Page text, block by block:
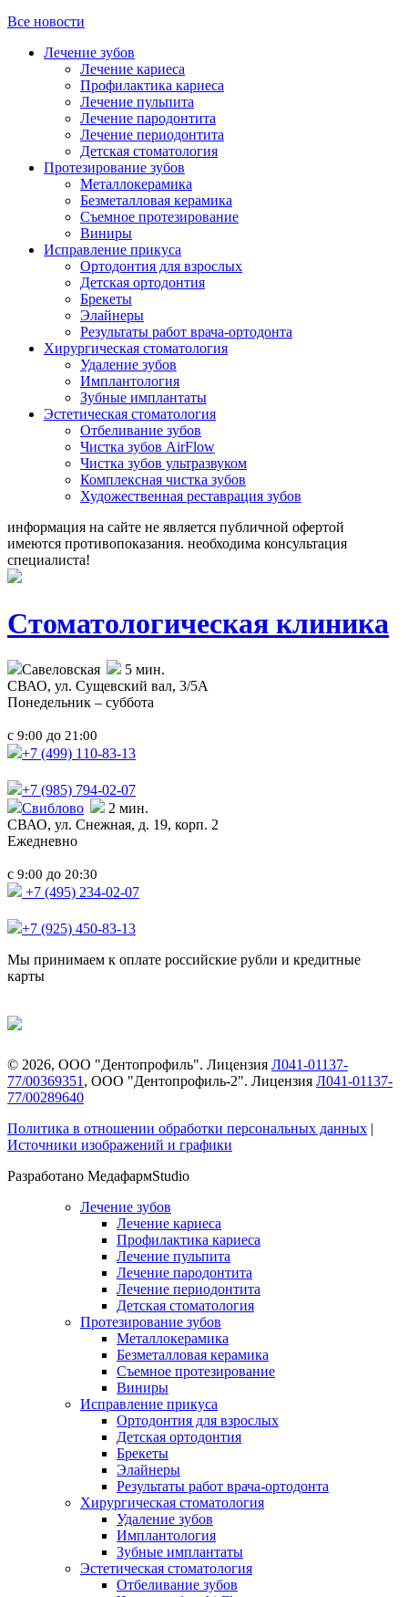
Все новости
Лечение зубов
Лечение кариеса
Профилактика кариеса
Лечение пульпита
Лечение пародонтита
Лечение периодонтита
Детская стоматология
Протезирование зубов
Металлокерамика
Безметалловая керамика
Съемное протезирование
Виниры
Исправление прикуса
Ортодонтия для взрослых
Детская ортодонтия
Брекеты
Элайнеры
Результаты работ врача-ортодонта
Хирургическая стоматология
Удаление зубов
Имплантология
Зубные имплантаты
Эстетическая стоматология
Отбеливание зубов
Чистка зубов AirFlow
Чистка зубов ультразвуком
Комплексная чистка зубов
Художественная реставрация зубов
информация на сайте не является публичной офертой
имеются противопоказания. необходима консультация
специалиста!
Стоматологическая клиника
Савеловская
5 мин.
СВАО, ул. Сущевский вал, 3/5А
Понедельник – суббота
с 9:00 до 21:00
+7 (499) 110-83-13
+7 (985) 794-02-07
Свиблово
2 мин.
СВАО, ул. Снежная, д. 19, корп. 2
Ежедневно
с 9:00 до 20:30
+7 (495) 234-02-07
+7 (925) 450-83-13
Мы принимаем к оплате российские рубли и кредитные
карты
© 2026, ООО "Дентопрофиль". Лицензия Л041-01137-
77/00369351 , ООО "Дентопрофиль-2". Лицензия Л041-01137-
77/00289640
Политика в отношении обработки персональных данных |
Источники изображений и графики
Разработано МедафармStudio
Лечение зубов
Лечение кариеса
Профилактика кариеса
Лечение пульпита
Лечение пародонтита
Лечение периодонтита
Детская стоматология
Протезирование зубов
Металлокерамика
Безметалловая керамика
Съемное протезирование
Виниры
Исправление прикуса
Ортодонтия для взрослых
Детская ортодонтия
Брекеты
Элайнеры
Результаты работ врача-ортодонта
Хирургическая стоматология
Удаление зубов
Имплантология
Зубные имплантаты
Эстетическая стоматология
Отбеливание зубов